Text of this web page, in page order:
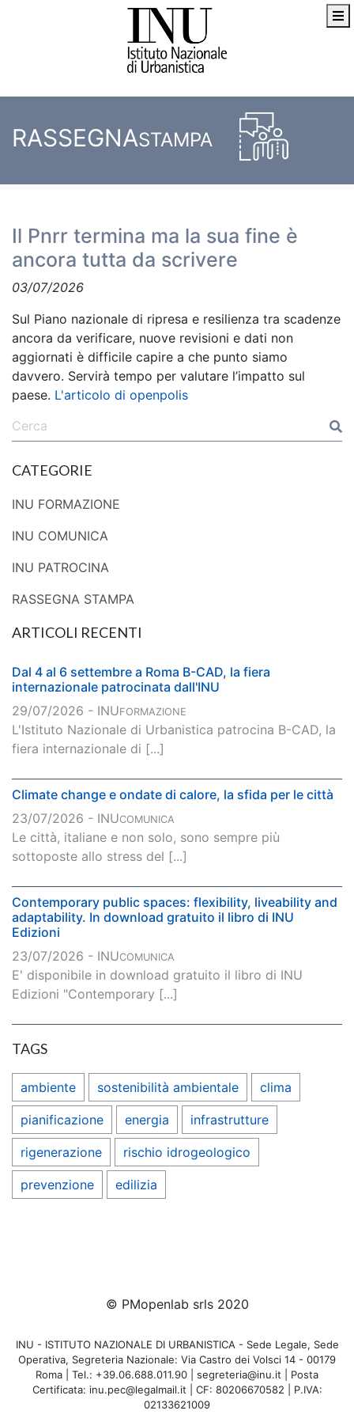
RASSEGNASTAMPA
Il Pnrr termina ma la sua fine è
ancora tutta da scrivere
03/07/2026
Sul Piano nazionale di ripresa e resilienza tra scadenze
ancora da verificare, nuove revisioni e dati non
aggiornati è difficile capire a che punto siamo
davvero. Servirà tempo per valutare l’impatto sul
paese. L'articolo di openpolis
CATEGORIE
INU FORMAZIONE
INU COMUNICA
INU PATROCINA
RASSEGNA STAMPA
ARTICOLI RECENTI
Dal 4 al 6 settembre a Roma B-CAD, la fiera
internazionale patrocinata dall'INU
29/07/2026 - INUFORMAZIONE
L'Istituto Nazionale di Urbanistica patrocina B-CAD, la
fiera internazionale di [...]
Climate change e ondate di calore, la sfida per le città
23/07/2026 - INUCOMUNICA
Le città, italiane e non solo, sono sempre più
sottoposte allo stress del [...]
Contemporary public spaces: flexibility, liveability and
adaptability. In download gratuito il libro di INU
Edizioni
23/07/2026 - INUCOMUNICA
E' disponibile in download gratuito il libro di INU
Edizioni "Contemporary [...]
TAGS
ambiente sostenibilità ambientale clima
pianificazione energia infrastrutture
rigenerazione rischio idrogeologico
prevenzione edilizia
© PMopenlab srls 2020
INU - ISTITUTO NAZIONALE DI URBANISTICA - Sede Legale, Sede
Operativa, Segreteria Nazionale: Via Castro dei Volsci 14 - 00179
Roma | Tel.: +39.06.688.011.90 | segreteria@inu.it | Posta
Certificata: inu.pec@legalmail.it | CF: 80206670582 | P.IVA:
02133621009